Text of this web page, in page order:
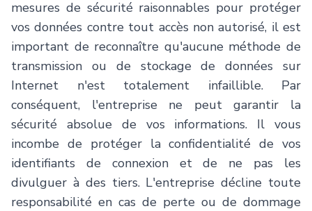
mesures de sécurité raisonnables pour protéger
vos données contre tout accès non autorisé, il est
important de reconnaître qu'aucune méthode de
transmission ou de stockage de données sur
Internet n'est totalement infaillible. Par
conséquent, l'entreprise ne peut garantir la
sécurité absolue de vos informations. Il vous
incombe de protéger la confidentialité de vos
identifiants de connexion et de ne pas les
divulguer à des tiers. L'entreprise décline toute
responsabilité en cas de perte ou de dommage